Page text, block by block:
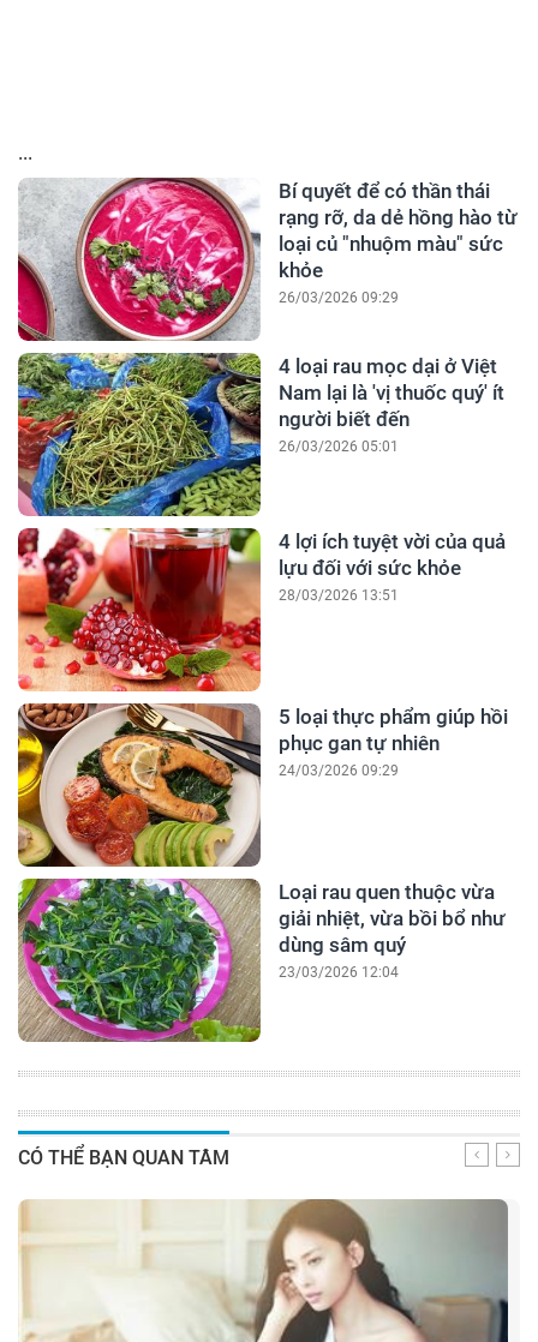
...
Bí quyết để có thần thái
rạng rỡ, da dẻ hồng hào từ
loại củ "nhuộm màu" sức
khỏe
26/03/2026 09:29
4 loại rau mọc dại ở Việt
Nam lại là 'vị thuốc quý' ít
người biết đến
26/03/2026 05:01
4 lợi ích tuyệt vời của quả
lựu đối với sức khỏe
28/03/2026 13:51
5 loại thực phẩm giúp hồi
phục gan tự nhiên
24/03/2026 09:29
Loại rau quen thuộc vừa
giải nhiệt, vừa bồi bổ như
dùng sâm quý
23/03/2026 12:04
CÓ THỂ BẠN QUAN TÂM